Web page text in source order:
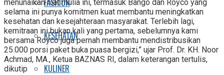
FASHION
KESEHATAN
KULINER
menunaikan niat mulia ini, termasuk Bango dan Royco yang
selama ini punya komitmen kuat membantu meningkatkan
kesehatan dan kesejahteraan masyarakat. Terlebih lagi,
kemitraan ini bukan kali yang pertama, sebelumnya kami
bersama Royco juga pernah membantu mendistribusikan
25.000 porsi paket buka puasa bergizi,” ujar Prof. Dr. KH. Noor
Achmad, MA., Ketua BAZNAS RI, dalam keterangan tertulis,
dikutip